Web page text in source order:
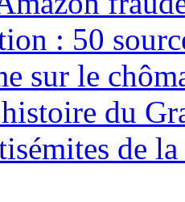
: 50
sur le
du
de